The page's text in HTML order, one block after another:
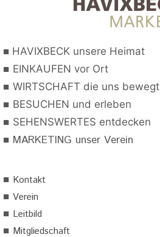
■ HAVIXBECK unsere Heimat
■ EINKAUFEN vor Ort
■ WIRTSCHAFT die uns bewegt
■ BESUCHEN und erleben
■ SEHENSWERTES entdecken
■ MARKETING unser Verein
■ Kontakt
■ Verein
■ Leitbild
■ Mitgliedschaft